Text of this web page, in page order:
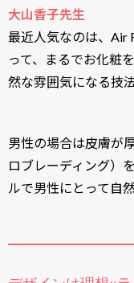
大山香子先生
最近人気なのは、Air
って、まるでお化粧
然な雰囲気になる技法
男性の場合は皮膚が
ロブレーディング）
ルで男性にとって自